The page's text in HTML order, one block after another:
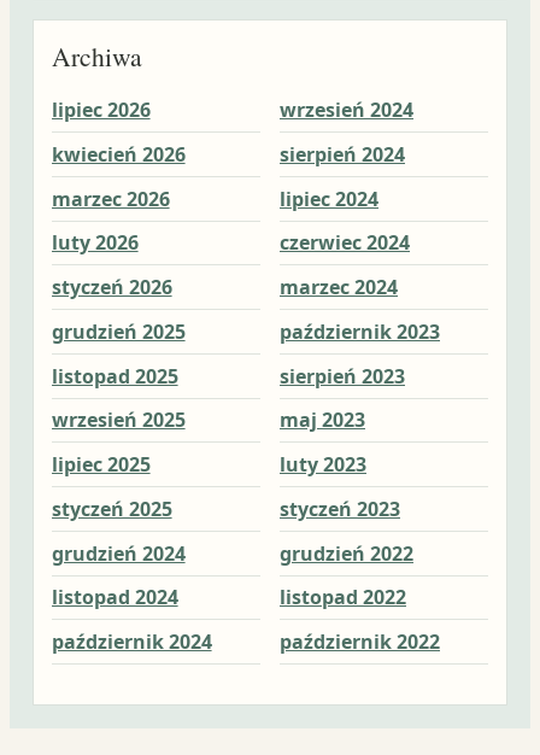
Archiwa
lipiec 2026
kwiecień 2026
marzec 2026
luty 2026
styczeń 2026
grudzień 2025
listopad 2025
wrzesień 2025
lipiec 2025
styczeń 2025
grudzień 2024
listopad 2024
październik 2024
wrzesień 2024
sierpień 2024
lipiec 2024
czerwiec 2024
marzec 2024
październik 2023
sierpień 2023
maj 2023
luty 2023
styczeń 2023
grudzień 2022
listopad 2022
październik 2022